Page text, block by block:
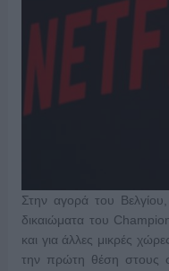
Στην αγορά του
δικαιώματα του
και για άλλες μικρές
την πρώτη θέση στους